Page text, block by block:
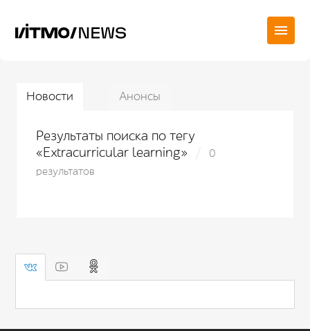
Новости Анонсы
Результаты поиска по тегу
«Extracurricular learning»
0
результатов